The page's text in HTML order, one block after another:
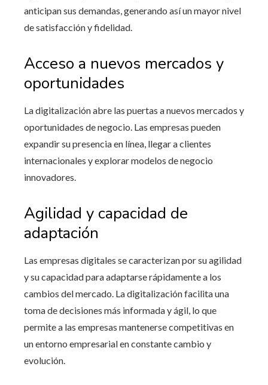
anticipan sus demandas, generando así un mayor nivel
de satisfacción y fidelidad.
Acceso a nuevos mercados y
oportunidades
La digitalización abre las puertas a nuevos mercados y
oportunidades de negocio. Las empresas pueden
expandir su presencia en línea, llegar a clientes
internacionales y explorar modelos de negocio
innovadores.
Agilidad y capacidad de
adaptación
Las empresas digitales se caracterizan por su agilidad
y su capacidad para adaptarse rápidamente a los
cambios del mercado. La digitalización facilita una
toma de decisiones más informada y ágil, lo que
permite a las empresas mantenerse competitivas en
un entorno empresarial en constante cambio y
evolución.